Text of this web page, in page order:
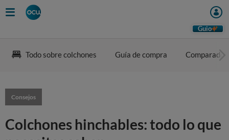
Guio
Todo sobre colchones Guía de compra Comparador
Consejos
Colchones hinchables: todo lo que